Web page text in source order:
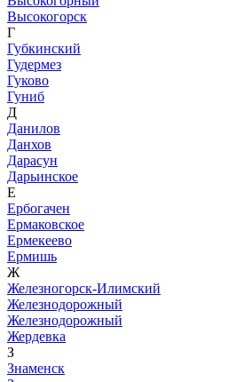
Высокогорск
Г
Губкинский
Гудермез
Гуково
Гуниб
Д
Данилов
Данхов
Дарасун
Дарьинское
Е
Ербогачен
Ермаковское
Ермекеево
Ермишь
Ж
Железногорск-Илимский
Железнодорожный
Железнодорожный
Жердевка
З
Знаменск